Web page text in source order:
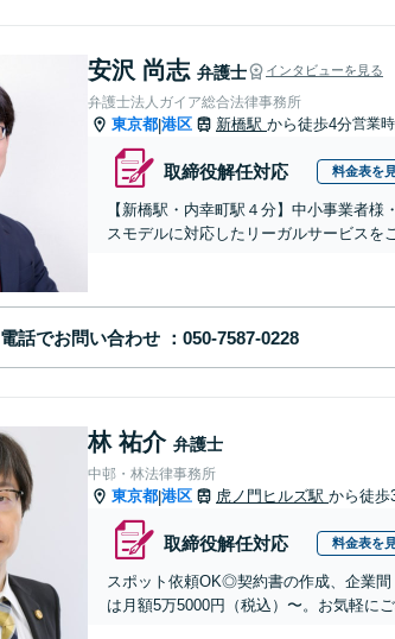
安沢 尚志 弁護士 インタビューを見る
弁護士法人ガイア総合法律事務所
東京都|港区 新橋駅 から徒歩4分営業
取締役解任対応 料金表を
【新橋駅・内幸町駅４分】中小事業者
スモデルに対応したリーガルサービスを
電話でお問い合わせ
林 祐介 弁護士
中邨・林法律事務所
東京都|港区 虎ノ門ヒルズ駅 から徒歩
取締役解任対応 料金表を
スポット依頼OK◎契約書の作成、企業
は月額5万5000円（税込）〜。お気軽に